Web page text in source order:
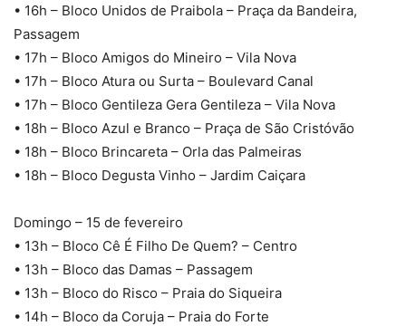
• 16h – Bloco Unidos de Praibola – Praça da Bandeira,
Passagem
• 17h – Bloco Amigos do Mineiro – Vila Nova
• 17h – Bloco Atura ou Surta – Boulevard Canal
• 17h – Bloco Gentileza Gera Gentileza – Vila Nova
• 18h – Bloco Azul e Branco – Praça de São Cristóvão
• 18h – Bloco Brincareta – Orla das Palmeiras
• 18h – Bloco Degusta Vinho – Jardim Caiçara
Domingo – 15 de fevereiro
• 13h – Bloco Cê É Filho De Quem? – Centro
• 13h – Bloco das Damas – Passagem
• 13h – Bloco do Risco – Praia do Siqueira
• 14h – Bloco da Coruja – Praia do Forte